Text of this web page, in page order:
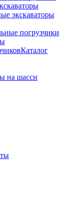
экскаваторы
погрузчики
Каталог
на шасси